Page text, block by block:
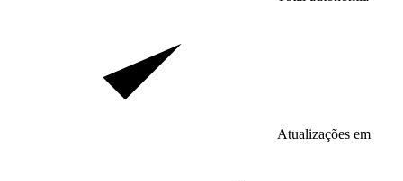
Atualizações em